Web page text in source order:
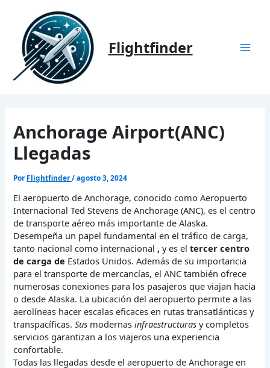
contenido
Flightfinder
Anchorage Airport(ANC)
Llegadas
Por Flightfinder/agosto 3, 2024
El aeropuerto de Anchorage, conocido como Aeropuerto
Internacional Ted Stevens de Anchorage (ANC), es el centro
de transporte aéreo más importante de Alaska.
Desempeña un papel fundamental en el tráfico de carga,
tanto nacional como internacional , y es eltercer centro
de carga de Estados Unidos. Además de su importancia
para el transporte de mercancías, el ANC también ofrece
numerosas conexiones para los pasajeros que viajan hacia
o desde Alaska. La ubicación del aeropuerto permite a las
aerolíneas hacer escalas eficaces en rutas transatlánticas y
transpacíficas.Sus modernasinfraestructuras y completos
servicios garantizan a los viajeros una experiencia
confortable.
Todas las llegadas desde el aeropuerto de Anchorage en